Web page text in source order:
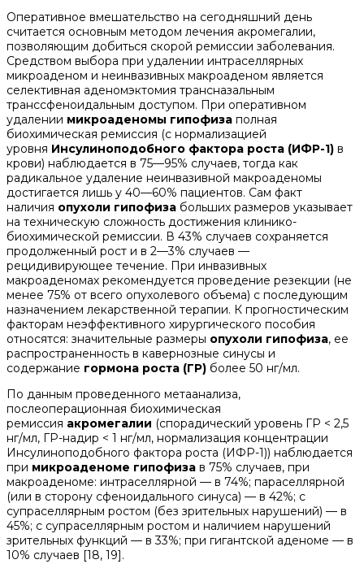
Оперативное вмешательство на сегодняшний день
считается основным методом лечения акромегалии,
позволяющим добиться скорой ремиссии заболевания.
Средством выбора при удалении интраселлярных
микроаденом и неинвазивных макроаденом является
селективная аденомэктомия трансназальным
транссфеноидальным доступом. При оперативном
удалении микроаденомы гипофиза полная
биохимическая ремиссия (с нормализацией
уровня Инсулиноподобного фактора роста (ИФР-1) в
крови) наблюдается в 75—95% случаев, тогда как
радикальное удаление неинвазивной макроаденомы
достигается лишь у 40—60% пациентов. Сам факт
наличия опухоли гипофиза больших размеров указывает
на техническую сложность достижения клинико-
биохимической ремиссии. В 43% случаев сохраняется
продолженный рост и в 2—3% случаев —
рецидивирующее течение. При инвазивных
макроаденомах рекомендуется проведение резекции (не
менее 75% от всего опухолевого объема) с последующим
назначением лекарственной терапии. К прогностическим
факторам неэффективного хирургического пособия
относятся: значительные размеры опухоли гипофиза, ее
распространенность в кавернозные синусы и
содержание гормона роста (ГР) более 50 нг/мл.
По данным проведенного метаанализа,
послеоперационная биохимическая
ремиссия акромегалии (спорадический уровень ГР < 2,5
нг/мл, ГР-надир < 1 нг/мл, нормализация концентрации
Инсулиноподобного фактора роста (ИФР-1)) наблюдается
при микроаденоме гипофиза в 75% случаев, при
макроаденоме: интраселлярной — в 74%; параселлярной
(или в сторону сфеноидального синуса) — в 42%; с
супраселлярным ростом (без зрительных нарушений) — в
45%; с супраселлярным ростом и наличием нарушений
зрительных функций — в 33%; при гигантской аденоме — в
10% случаев [18, 19].